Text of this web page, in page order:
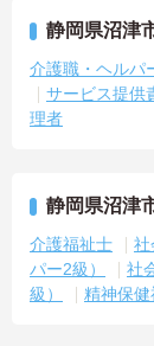
・介護福祉士や
・年次を問わず
例も多数あり、
静岡県沼津
介護職・ヘルパ
サービス提供
理者
静岡県沼津
介護福祉士 社
パー2級）
社
級）
精神保